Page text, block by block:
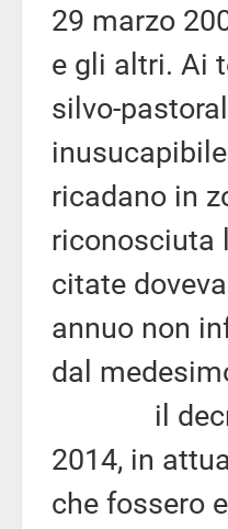
29 marzo
e gli altri. Ai
silvo-
ricadano in
riconosciuta
citate
annuo non
dal
il decreto
2014, in
che fossero